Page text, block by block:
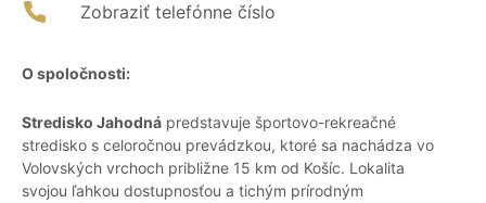
Zobraziť telefónne číslo
O spoločnosti:
Stredisko Jahodná predstavuje športovo-rekreačné
stredisko s celoročnou prevádzkou, ktoré sa nachádza vo
Volovských vrchoch približne 15 km od Košíc. Lokalita
svojou ľahkou dostupnosťou a tichým prírodným